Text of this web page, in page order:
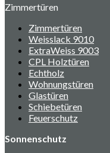
Zimmertüren
Zimmertüren
Weisslack 9010
ExtraWeiss 9003
CPL Holztüren
Echtholz
Wohnungstüren
Glastüren
Schiebetüren
Feuerschutz
Sonnenschutz